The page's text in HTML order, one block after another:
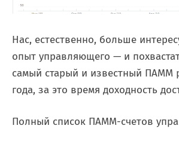
Нас, естественно, больше
опыт управляющего — и
самый старый и известный ПАММ
года, за это время доходность
Полный список ПАММ-счетов